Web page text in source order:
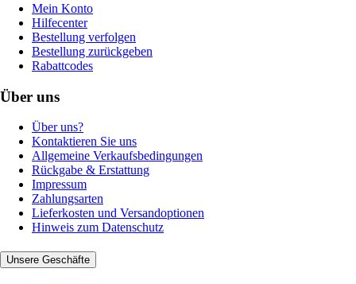
Mein Konto
Hilfecenter
Bestellung verfolgen
Bestellung zurückgeben
Rabattcodes
Über uns
Über uns?
Kontaktieren Sie uns
Allgemeine Verkaufsbedingungen
Rückgabe & Erstattung
Impressum
Zahlungsarten
Lieferkosten und Versandoptionen
Hinweis zum Datenschutz
Unsere Geschäfte